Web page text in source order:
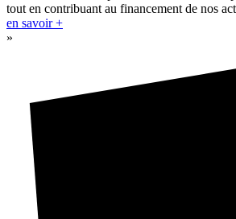
tout en contribuant au financement de nos
en savoir +
»